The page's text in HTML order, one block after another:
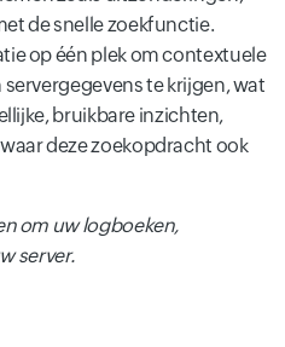
de snelle zoekfunctie.
op één plek om contextuele
te krijgen, wat
bruikbare inzichten,
deze zoekopdracht ook
om uw logboeken,
server.